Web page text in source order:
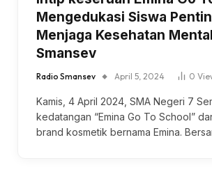
Mengedukasi Siswa
Menjaga Kesehatan
Smansev
Radio Smansev April 5, 2024 0
Kamis, 4 April 2024, SMA Negeri 7
kedatangan “Emina Go To School”
brand kosmetik bernama Emina.